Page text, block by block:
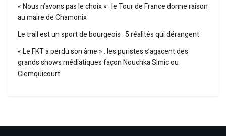
« Nous n’avons pas le choix » : le Tour de France donne raison
au maire de Chamonix
Le trail est un sport de bourgeois : 5 réalités qui dérangent
« Le FKT a perdu son âme » : les puristes s’agacent des
grands shows médiatiques façon Nouchka Simic ou
Clemquicourt